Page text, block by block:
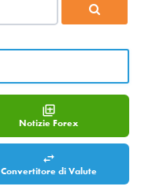
Notizie Forex
Convertitore di Valute